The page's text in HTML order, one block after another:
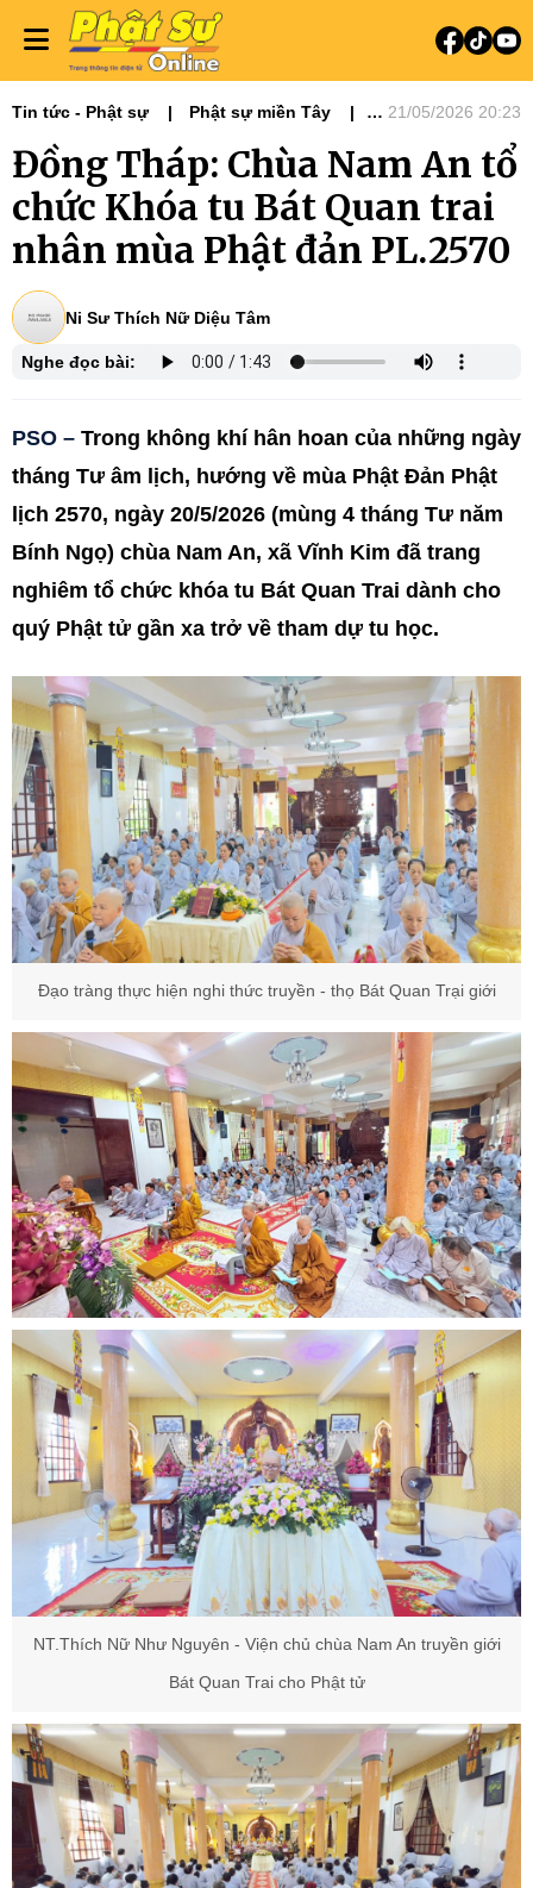
Tin tức - Phật sự
Phật sự miền Tây
21/05/2026 20:23
Đồng Tháp: Chùa Nam An tổ
chức Khóa tu Bát Quan trai
nhân mùa Phật đản PL.2570
Ni Sư Thích Nữ Diệu Tâm
Nghe đọc bài:
PSO – Trong không khí hân hoan của những ngày
tháng Tư âm lịch, hướng về mùa Phật Đản Phật
lịch 2570, ngày 20/5/2026 (mùng 4 tháng Tư năm
Bính Ngọ) chùa Nam An, xã Vĩnh Kim đã trang
nghiêm tổ chức khóa tu Bát Quan Trai dành cho
quý Phật tử gần xa trở về tham dự tu học.
Đạo tràng thực hiện nghi thức truyền - thọ Bát Quan Trại giới
NT.Thích Nữ Như Nguyên - Viện chủ chùa Nam An truyền giới
Bát Quan Trai cho Phật tử